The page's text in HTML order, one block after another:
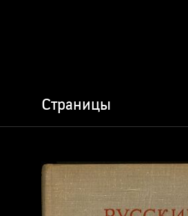
Страницы